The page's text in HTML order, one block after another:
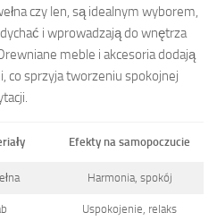
czy len, są idealnym wyborem,
i wprowadzają do wnętrza
meble i akcesoria dodają
co sprzyja tworzeniu spokojnej
Efekty na samopoczucie
Harmonia, spokój
Uspokojenie, relaks